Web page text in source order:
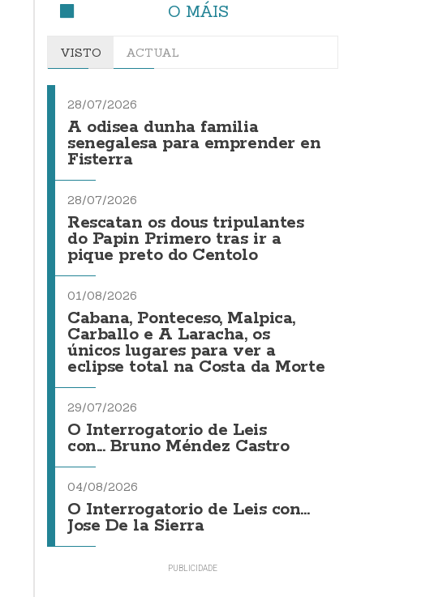
O MÁIS
VISTO ACTUAL
28/07/2026
A odisea dunha familia
senegalesa para emprender en
Fisterra
28/07/2026
Rescatan os dous tripulantes
do Papin Primero tras ir a
pique preto do Centolo
01/08/2026
Cabana, Ponteceso, Malpica,
Carballo e A Laracha, os
únicos lugares para ver a
eclipse total na Costa da Morte
29/07/2026
O Interrogatorio de Leis
con... Bruno Méndez Castro
04/08/2026
O Interrogatorio de Leis con...
Jose De la Sierra